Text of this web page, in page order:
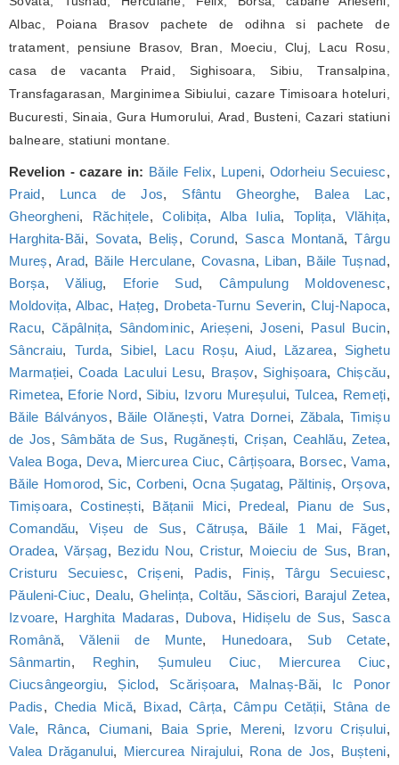
Albac, Poiana Brasov pachete de odihna si pachete de
tratament, pensiune Brasov, Bran, Moeciu, Cluj, Lacu Rosu,
casa de vacanta Praid, Sighisoara, Sibiu, Transalpina,
Transfagarasan, Marginimea Sibiului, cazare Timisoara hoteluri,
Bucuresti, Sinaia, Gura Humorului, Arad, Busteni, Cazari statiuni
balneare, statiuni montane.
Revelion - cazare in: Băile Felix, Lupeni, Odorheiu Secuiesc,
Praid, Lunca de Jos, Sfântu Gheorghe, Balea Lac,
Gheorgheni, Răchițele,Colibița, Alba Iulia, Toplița, Vlăhița,
Harghita-Băi, Sovata, Beliș,Corund, Sasca Montană,Târgu
Mureș, Arad, Băile Herculane, Covasna, Liban, Băile Tușnad,
Borșa,Văliug, Eforie Sud,Câmpulung Moldovenesc,
Moldovița, Albac, Hațeg, Drobeta-Turnu Severin,Cluj-Napoca,
Racu,Căpâlnița, Sândominic, Arieșeni,Joseni, Pasul Bucin,
Sâncraiu, Turda, Sibiel, Lacu Roșu,Aiud, Lăzarea, Sighetu
Marmației,Coada Lacului Lesu, Brașov, Sighișoara, Chișcău,
Rimetea, Eforie Nord, Sibiu, Izvoru Mureșului, Tulcea, Remeți,
Băile Bálványos, Băile Olănești,Vatra Dornei, Zăbala,Timișu
de Jos, Sâmbăta de Sus, Rugănești, Crișan, Ceahlău,Zetea,
Valea Boga, Deva, Miercurea Ciuc,Cârțișoara, Borsec,Vama,
Băile Homorod, Sic, Corbeni, Ocna Șugatag, Păltiniș, Orșova,
Timișoara,Costinești, Bățanii Mici, Predeal, Pianu de Sus,
Comandău,Vișeu de Sus,Cătrușa, Băile 1 Mai, Făget,
Oradea, Vărșag, Bezidu Nou,Cristur, Moieciu de Sus, Bran,
Cristuru Secuiesc,Crișeni, Padis, Finiș, Târgu Secuiesc,
Păuleni-Ciuc, Dealu,Ghelința, Coltău, Săsciori, Barajul Zetea,
Izvoare, Harghita Madaras, Dubova, Hidișelu de Sus, Sasca
Română,Vălenii de Munte, Hunedoara, Sub Cetate,
Sânmartin, Reghin, Șumuleu Ciuc, Miercurea Ciuc,
Ciucsângeorgiu, Șiclod, Scărișoara, Malnaș-Băi, Ic Ponor
Padis, Chedia Mică, Bixad,Cârța, Câmpu Cetății, Stâna de
Vale, Rânca,Ciumani, Baia Sprie, Mereni, Izvoru Crișului,
Valea Drăganului, Miercurea Nirajului, Rona de Jos, Bușteni,